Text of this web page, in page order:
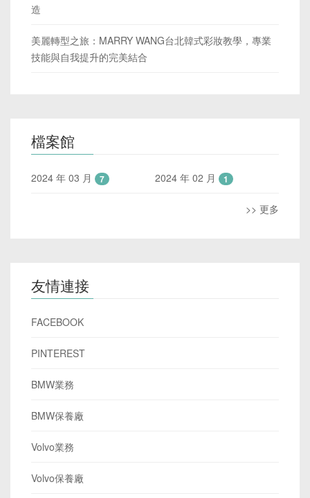
造
美麗轉型之旅：MARRY WANG台北韓式彩妝教學，專業
技能與自我提升的完美結合
檔案館
2024 年 03 月 7 2024 年 02 月 1
>> 更多
友情連接
FACEBOOK
PINTEREST
BMW業務
BMW保養廠
Volvo業務
Volvo保養廠